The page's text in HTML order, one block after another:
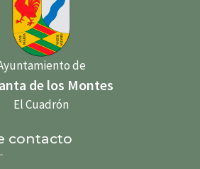
de
de los Montes
El Cuadrón
contacto